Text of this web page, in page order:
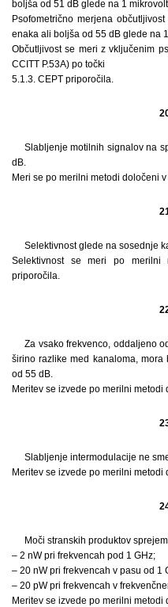
boljša od 51 dB glede na 1
Psofometrično merjena
enaka ali boljša od 55 dB glede na
Občutljivost se meri z vključenim
CCITT P.53A) po točki
5.1.3. CEPT priporočila.
Slabljenje motilnih signalov na
dB.
Meri se po merilni metodi določeni
Selektivnost glede na sosednje
Selektivnost se meri po merilni
priporočila.
Za vsako frekvenco, oddaljeno
širino razlike med kanaloma, mora
od 55 dB.
Meritev se izvede po merilni metodi
Slabljenje intermodulacije ne
Meritev se izvede po merilni metodi
Moči stranskih produktov
– 2 nW pri frekvencah pod 1 GHz;
– 20 nW pri frekvencah v pasu od 1
– 20 pW pri frekvencah v
Meritev se izvede po merilni metodi